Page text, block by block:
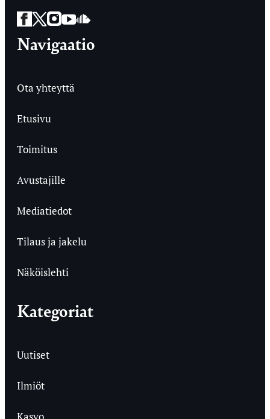
Facebook
Twitter
Instagram
YouTube
SoundCloud
Navigaatio
Ota yhteyttä
Etusivu
Toimitus
Avustajille
Mediatiedot
Tilaus ja jakelu
Näköislehti
Kategoriat
Uutiset
Ilmiöt